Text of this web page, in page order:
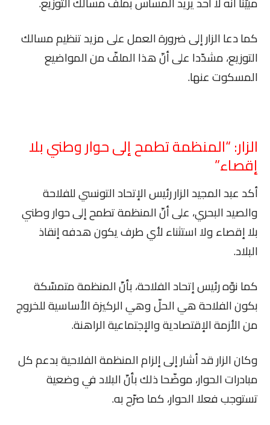
كما دعا الزار إلى ضرورة العمل على مزيد تنظيم مسالك
التوزيع، مشدّدا على أنّ هذا الملفّ من المواضيع
المسكوت عنها.
الزار: “المنظمة تطمح إلى حوار وطني بلا
إقصاء”
أكد عبد المجيد الزار رئيس الإتحاد التونسي للفلاحة
والصيد البحري، على أنّ المنظمة تطمح إلى حوار وطني
بلا إقصاء ولا استثناء لأي طرف يكون هدفه إنقاذ
البلاد.
كما نوّه رئيس إتحاد الفلاحة، بأنّ المنظمة متمسّكة
بكون الفلاحة هي الحلّ وهي الركيزة الأساسية للخروج
من الأزمة الإقتصادية والإجتماعية الراهنة.
وكان الزار قد أشار إلى إلزام المنظمة الفلاحية بدعم كل
مبادرات الحوار، موضّحا ذلك بأنّ البلاد في وضعية
تستوجب فعلا الحوار، كما صرّح به.